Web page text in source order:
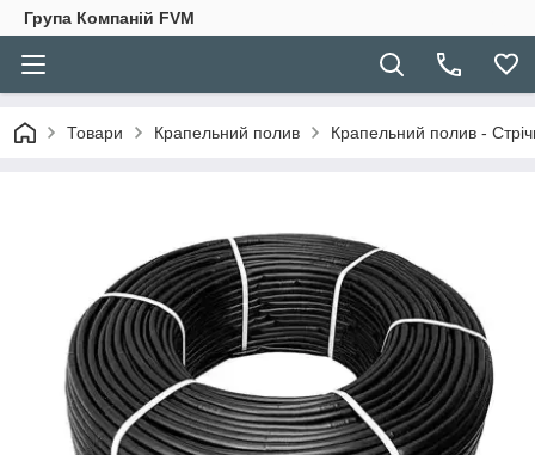
Група Компаній FVM
Товари Крапельний полив Крапельний полив -